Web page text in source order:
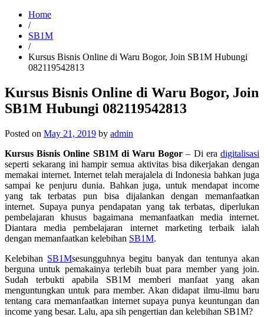
Home
/
SB1M
/
Kursus Bisnis Online di Waru Bogor, Join SB1M Hubungi
082119542813
Kursus Bisnis Online di Waru Bogor, Join
SB1M Hubungi 082119542813
Posted on May 21, 2019 by admin
Kursus Bisnis Online SB1M di Waru Bogor – Di eradigitalisasi
seperti sekarang ini hampir semua aktivitas bisa dikerjakan dengan
memakai internet. Internet telah merajalela di Indonesia bahkan juga
sampai ke penjuru dunia. Bahkan juga, untuk mendapat income
yang tak terbatas pun bisa dijalankan dengan memanfaatkan
internet. Supaya punya pendapatan yang tak terbatas, diperlukan
pembelajaran khusus bagaimana memanfaatkan media internet.
Diantara media pembelajaran internet marketing terbaik ialah
dengan memanfaatkan kelebihan SB1M.
Kelebihan SB1Msesungguhnya begitu banyak dan tentunya akan
berguna untuk pemakainya terlebih buat para member yang join.
Sudah terbukti apabila SB1M memberi manfaat yang akan
menguntungkan untuk para member. Akan didapat ilmu-ilmu baru
tentang cara memanfaatkan internet supaya punya keuntungan dan
income yang besar. Lalu, apa sih pengertian dan kelebihan SB1M?